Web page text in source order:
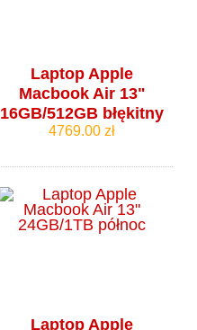
Laptop Apple
Macbook Air 13"
16GB/512GB błękitny
4769.00 zł
Laptop Apple